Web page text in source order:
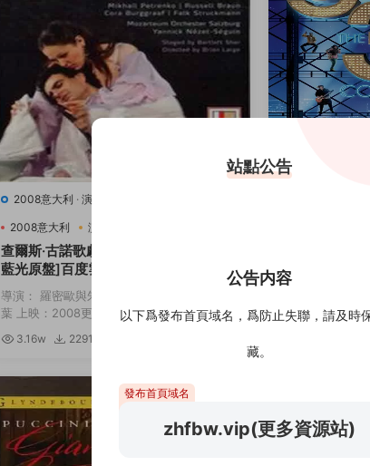
2008意大利 · 演唱會
2008意大利
演唱會
查爾斯·古諾歌劇：羅密歐與朱麗葉[4K
藍光原盤]百度雲網盤下載115網盤迅雷
下載磁力鏈接
導演： 羅密歐與朱麗葉 主演： 羅密歐與朱麗
葉 上映：2008更...
3.16w 2291
歡樂合唱團
度雲網盤下載
導演： Kevin
斯 迪安娜·阿格
站點公告
公告内容
以下爲發布首頁域名，爲防止失聯，請及時
藏。
發布首頁域名
zhfbw.vip(更多資源站)